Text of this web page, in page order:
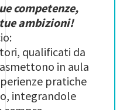
competenze,
ambizioni!
qualificati da
in aula
pratiche
integrandole